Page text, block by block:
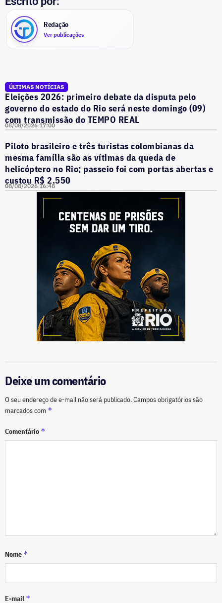
Redação
Ver publicações
ÚLTIMAS NOTÍCIAS
Eleições 2026: primeiro debate da disputa pelo
governo do estado do Rio será neste domingo (09)
com transmissão do TEMPO REAL
08/08/2026 17:00
Piloto brasileiro e três turistas colombianas da
mesma família são as vítimas da queda de
helicóptero no Rio; passeio foi com portas abertas e
custou R$ 2.550
08/08/2026 16:48
Deixe um comentário
O seu endereço de e-mail não será publicado.Campos obrigatórios são
marcados com *
Comentário *
Nome *
E-mail *